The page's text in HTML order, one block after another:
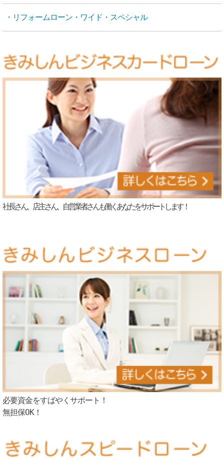
・リフォームローン・ワイド・スペシャル
社長さん、店主さん、自営業者さんも働くあなたをサポートします！
必要資金をすばやくサポート！
無担保OK！